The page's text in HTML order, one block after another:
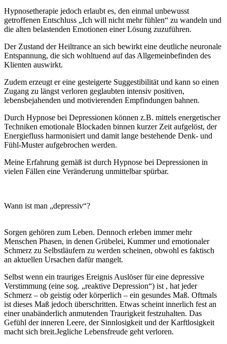
Hypnosetherapie jedoch erlaubt es, den einmal unbewusst
getroffenen Entschluss „Ich will nicht mehr fühlen“ zu wandeln und
die alten belastenden Emotionen einer Lösung zuzuführen.
Der Zustand der Heiltrance an sich bewirkt eine deutliche neuronale
Entspannung, die sich wohltuend auf das Allgemeinbefinden des
Klienten auswirkt.
Zudem erzeugt er eine gesteigerte Suggestibilität und kann so einen
Zugang zu längst verloren geglaubten intensiv positiven,
lebensbejahenden und motivierenden Empfindungen bahnen.
Durch Hypnose bei Depressionen können z.B. mittels energetischer
Techniken emotionale Blockaden binnen kurzer Zeit aufgelöst, der
Energiefluss harmonisiert und damit lange bestehende Denk- und
Fühl-Muster aufgebrochen werden.
Meine Erfahrung gemäß ist durch Hypnose bei Depressionen in
vielen Fällen eine Veränderung unmittelbar spürbar.
Wann ist man „depressiv“?
Sorgen gehören zum Leben. Dennoch erleben immer mehr
Menschen Phasen, in denen Grübelei, Kummer und emotionaler
Schmerz zu Selbstläufern zu werden scheinen, obwohl es faktisch
an aktuellen Ursachen dafür mangelt.
Selbst wenn ein trauriges Ereignis Auslöser für eine depressive
Verstimmung (eine sog. „reaktive Depression“) ist , hat jeder
Schmerz – ob geistig oder körperlich – ein gesundes Maß. Oftmals
ist dieses Maß jedoch überschritten. Etwas scheint innerlich fest an
einer unabänderlich anmutenden Traurigkeit festzuhalten. Das
Gefühl der inneren Leere, der Sinnlosigkeit und der Karftlosigkeit
macht sich breit.Jegliche Lebensfreude geht verloren.